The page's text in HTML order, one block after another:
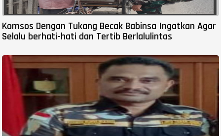
Komsos Dengan Tukang Becak Babinsa Ingatkan Agar
Selalu berhati-hati dan Tertib Berlalulintas